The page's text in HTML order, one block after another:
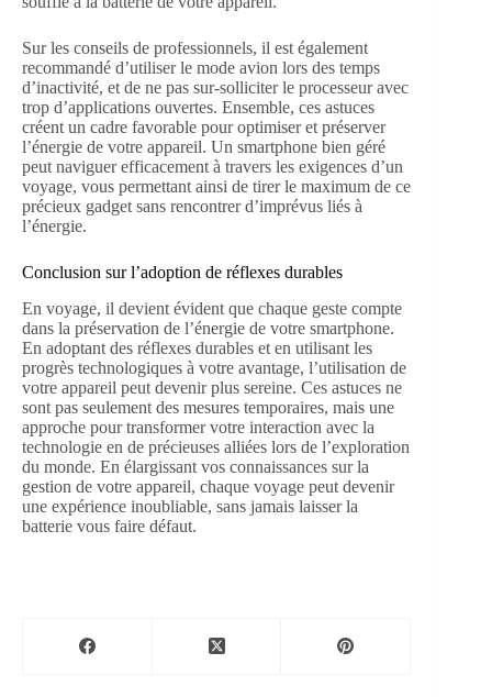
Sur les conseils de professionnels, il est également
recommandé d’utiliser le mode avion lors des temps
d’inactivité, et de ne pas sur-solliciter le processeur avec
trop d’applications ouvertes. Ensemble, ces astuces
créent un cadre favorable pour optimiser et préserver
l’énergie de votre appareil. Un smartphone bien géré
peut naviguer efficacement à travers les exigences d’un
voyage, vous permettant ainsi de tirer le maximum de ce
précieux gadget sans rencontrer d’imprévus liés à
l’énergie.
Conclusion sur l’adoption de réflexes durables
En voyage, il devient évident que chaque geste compte
dans la préservation de l’énergie de votre smartphone.
En adoptant des réflexes durables et en utilisant les
progrès technologiques à votre avantage, l’utilisation de
votre appareil peut devenir plus sereine. Ces astuces ne
sont pas seulement des mesures temporaires, mais une
approche pour transformer votre interaction avec la
technologie en de précieuses alliées lors de l’exploration
du monde. En élargissant vos connaissances sur la
gestion de votre appareil, chaque voyage peut devenir
une expérience inoubliable, sans jamais laisser la
batterie vous faire défaut.